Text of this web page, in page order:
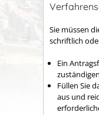
Sie müssen
schriftlich
Ein
Füllen Sie
aus und